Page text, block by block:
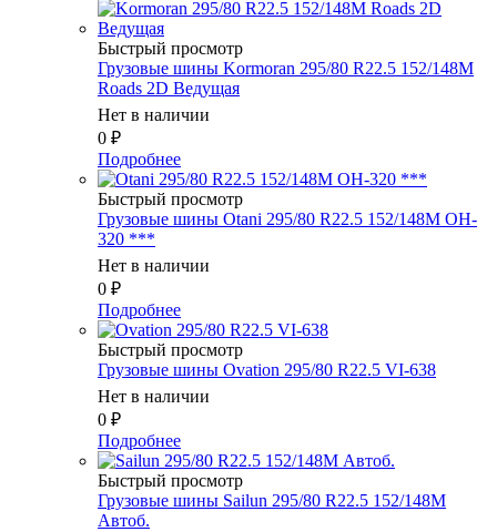
Быстрый просмотр
Грузовые шины Kormoran 295/80 R22.5 152/148M
Roads 2D Ведущая
Нет в наличии
0 ₽
Подробнее
Быстрый просмотр
Грузовые шины Otani 295/80 R22.5 152/148M OH-
320 ***
Нет в наличии
0 ₽
Подробнее
Быстрый просмотр
Грузовые шины Ovation 295/80 R22.5 VI-638
Нет в наличии
0 ₽
Подробнее
Быстрый просмотр
Грузовые шины Sailun 295/80 R22.5 152/148M
Автоб.